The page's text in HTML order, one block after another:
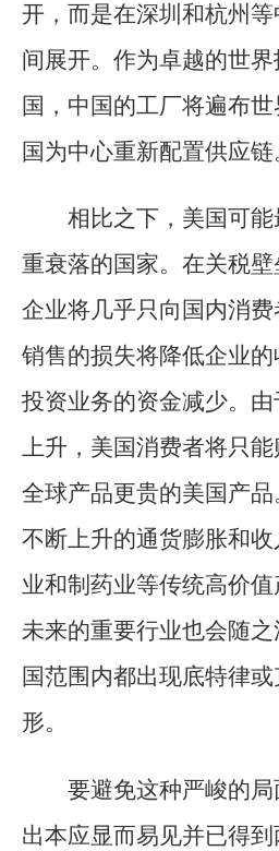
开，而是在深圳和杭州
间展开。作为卓越的世
国，中国的工厂将遍布
国为中心重新配置供应链
相比之下，美国可
重衰落的国家。在关税
企业将几乎只向国内消
销售的损失将降低企业
投资业务的资金减少。
上升，美国消费者将只
全球产品更贵的美国产
不断上升的通货膨胀和
业和制药业等传统高价值
未来的重要行业也会随
国范围内都出现底特律
形。
要避免这种严峻的
出本应显而易见并已得